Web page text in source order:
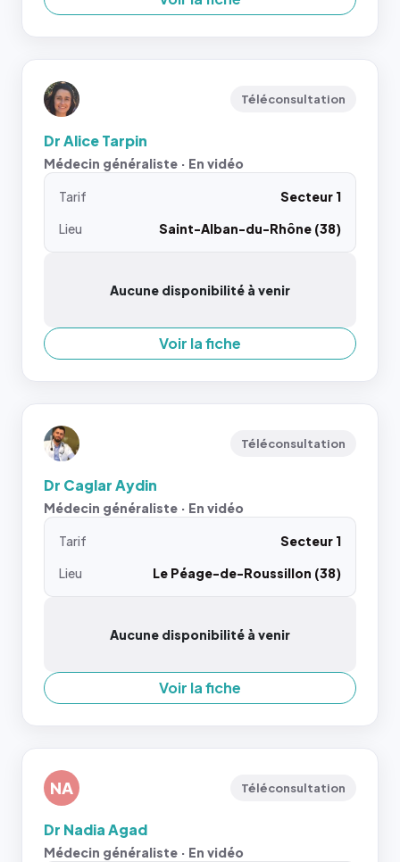
Téléconsultation
Dr Alice Tarpin
Médecin généraliste · En vidéo
Tarif
Secteur 1
Lieu
Saint-Alban-du-Rhône (38)
Aucune disponibilité à venir
Voir la fiche
Téléconsultation
Dr Caglar Aydin
Médecin généraliste · En vidéo
Tarif
Secteur 1
Lieu
Le Péage-de-Roussillon (38)
Aucune disponibilité à venir
Voir la fiche
NA Téléconsultation
Dr Nadia Agad
Médecin généraliste · En vidéo